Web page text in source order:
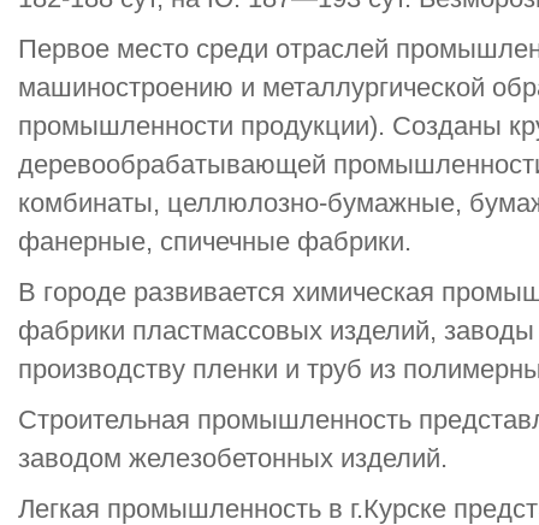
Первое место среди отраслей
машиностроению и металлургической
промышленности продукции). Созданы
деревообрабатывающей
комбинаты, целлюлозно-бумажные,
фанерные, спичечные фабрики.
В городе развивается химическая
фабрики пластмассовых изделий,
производству пленки и труб из
Строительная промышленность
заводом железобетонных изделий.
Легкая промышленность в г.Курске